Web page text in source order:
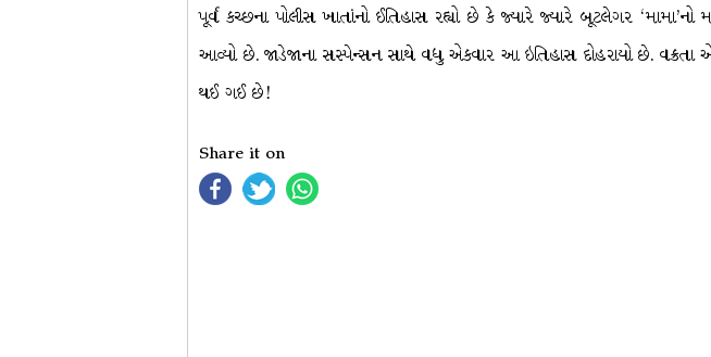
પૂર્વ કચ્છના પોલીસ ખાતાંનો ઈતિહાસ રહ્યો છે કે જ્યારે જ્યારે બૂટલેગર
આવ્યો છે. જાડેજાના સસ્પેન્સન સાથે વધુ એકવાર આ ઇતિહાસ દોહરાયો છે.
થઈ ગઈ છે!
Share it on